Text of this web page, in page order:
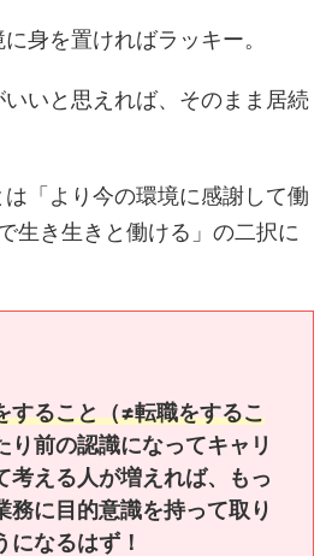
身を置ければラッキー。
いと思えれば、そのまま居続
「より今の環境に感謝して働
生き生きと働ける」の二択に
すること（≠転職をするこ
り前の認識になってキャリ
考える人が増えれば、もっ
務に目的意識を持って取り
になるはず！